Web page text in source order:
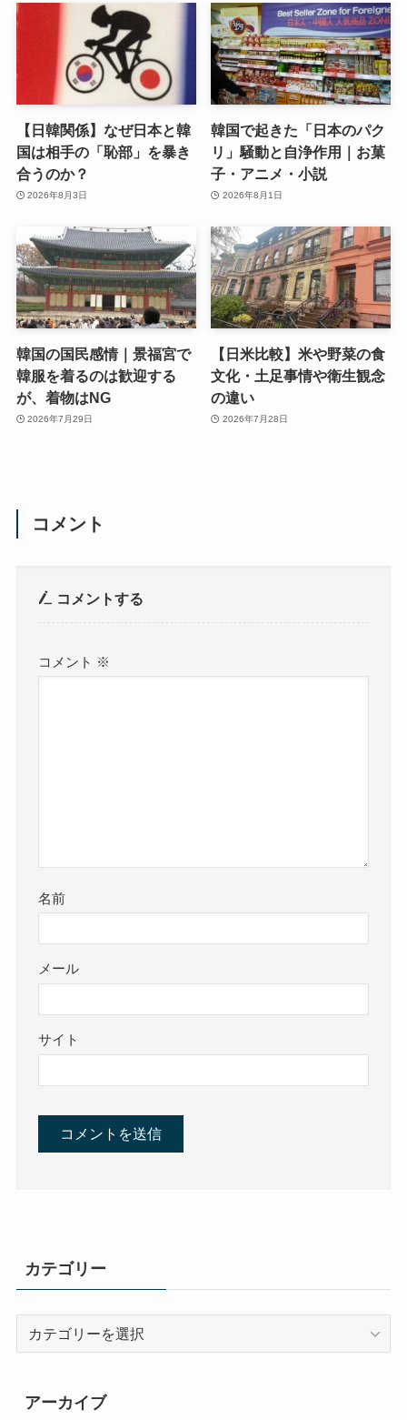
【日韓関係】なぜ日本と韓
国は相手の「恥部」を暴き
合うのか？
2026年8月3日
韓国で起きた「日本のパク
リ」騒動と自浄作用｜お菓
子・アニメ・小説
2026年8月1日
韓国の国民感情｜景福宮で
韓服を着るのは歓迎する
が、着物はNG
2026年7月29日
【日米比較】米や野菜の食
文化・土足事情や衛生観念
の違い
2026年7月28日
コメント
コメントする
コメント ※
名前
メール
サイト
カテゴリー
リ
ー
アーカイブ